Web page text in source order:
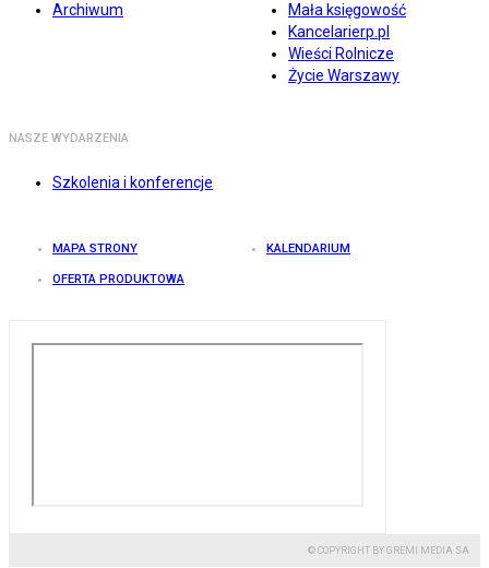
Archiwum
Mała księgowość
Kancelarierp.pl
Wieści Rolnicze
Życie Warszawy
NASZE WYDARZENIA
Szkolenia i konferencje
MAPA STRONY KALENDARIUM
OFERTA PRODUKTOWA
© COPYRIGHT BY GREMI MEDIA SA